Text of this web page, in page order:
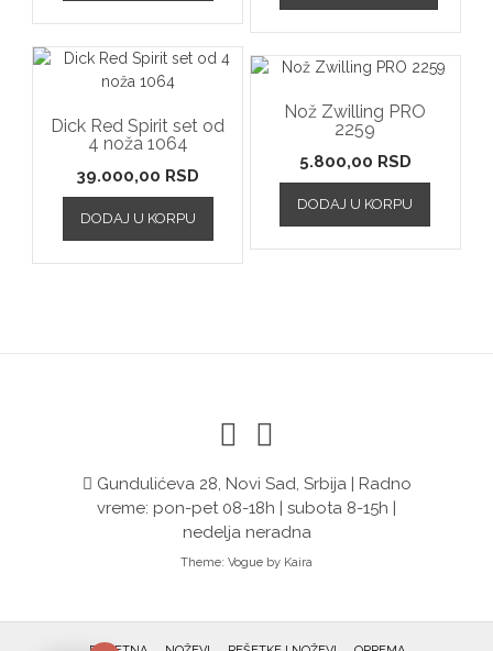
Dick Red Spirit set od
4 noža 1064
39.000,00 RSD
DODAJ U KORPU
Nož Zwilling PRO
2259
5.800,00 RSD
DODAJ U KORPU
Gundulićeva 28, Novi Sad, Srbija | Radno
vreme: pon-pet 08-18h | subota 8-15h |
nedelja neradna
Theme: Vogue by Kaira